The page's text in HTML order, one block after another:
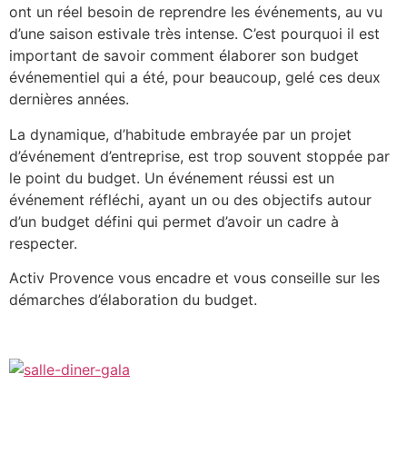
ont un réel besoin de reprendre les événements, au vu
d’une saison estivale très intense. C’est pourquoi il est
important de savoir comment élaborer son budget
événementiel qui a été, pour beaucoup, gelé ces deux
dernières années.
La dynamique, d’habitude embrayée par un projet
d’événement d’entreprise, est trop souvent stoppée par
le point du budget. Un événement réussi est un
événement réfléchi, ayant un ou des objectifs autour
d’un budget défini qui permet d’avoir un cadre à
respecter.
Activ Provence vous encadre et vous conseille sur les
démarches d’élaboration du budget.